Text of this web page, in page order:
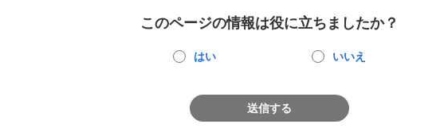
このページの情報は役に立ちましたか？
はい いいえ
送信する